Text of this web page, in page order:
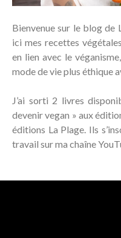
Bienvenue sur le blog de
ici mes recettes
en lien avec le
mode de vie plus éthique
J’ai sorti 2 livres
devenir vegan » aux
éditions La Plage. Ils
travail sur ma chaîne